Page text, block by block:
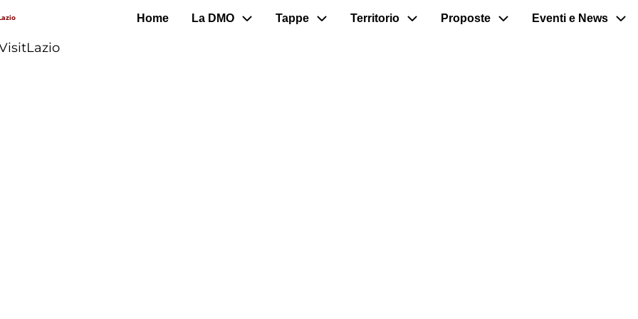
Home La DMO Tappe Territorio Proposte Eventi e News